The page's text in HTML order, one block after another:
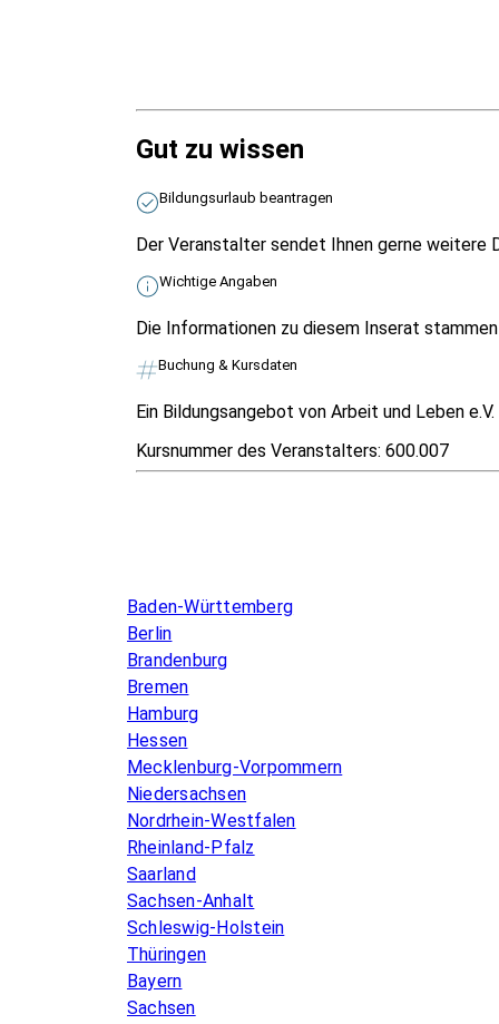
Gut zu wissen
Bildungsurlaub beantragen
Der Veranstalter sendet Ihnen gerne weitere
Wichtige Angaben
Die Informationen zu diesem Inserat
Buchung & Kursdaten
Ein Bildungsangebot von Arbeit und Leben e.V.
Kursnummer des Veranstalters: 600.007
Baden-Württemberg
Berlin
Brandenburg
Bremen
Hamburg
Hessen
Mecklenburg-Vorpommern
Niedersachsen
Nordrhein-Westfalen
Rheinland-Pfalz
Saarland
Sachsen-Anhalt
Schleswig-Holstein
Thüringen
Bayern
Sachsen